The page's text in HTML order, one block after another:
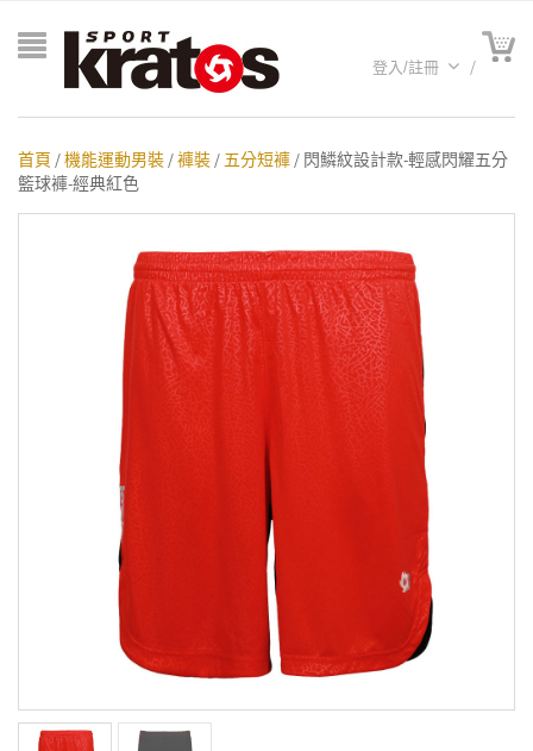
登入/註冊
首頁 /機能運動男裝 /褲裝 / 五分短褲 / 閃鱗紋設計款-輕感閃耀五分
籃球褲-經典紅色